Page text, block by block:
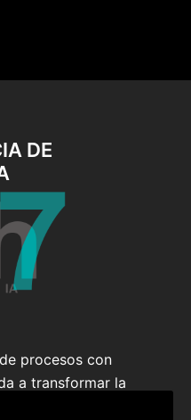
DE
procesos con
a transformar la